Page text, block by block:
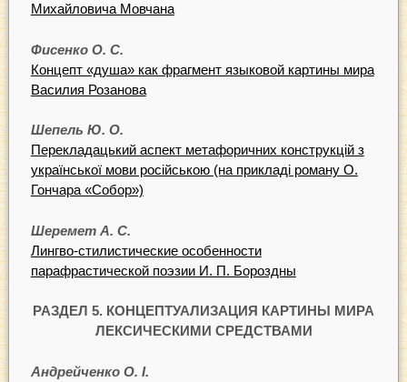
Михайловича Мовчана
Фисенко О. С.
Концепт «душа» как фрагмент языковой картины мира
Василия Розанова
Шепель Ю. О.
Перекладацький аспект метафоричних конструкцій з
української мови російською (на прикладі роману О.
Гончара «Собор»)
Шеремет А. С.
Лингво-стилистические особенности
парафрастической поэзии И. П. Бороздны
РАЗДЕЛ 5. КОНЦЕПТУАЛИЗАЦИЯ КАРТИНЫ МИРА
ЛЕКСИЧЕСКИМИ СРЕДСТВАМИ
Андрейченко О. І.